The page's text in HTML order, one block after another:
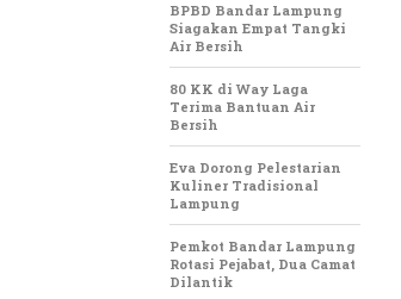
BPBD Bandar Lampung
Siagakan Empat Tangki
Air Bersih
80 KK di Way Laga
Terima Bantuan Air
Bersih
Eva Dorong Pelestarian
Kuliner Tradisional
Lampung
Pemkot Bandar Lampung
Rotasi Pejabat, Dua Camat
Dilantik